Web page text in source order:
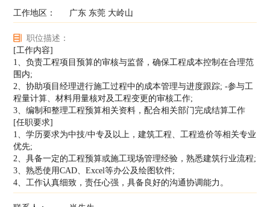
工作地区：
广东 东莞 大岭山
职位描述：
[工作内容]
1、负责工程项目预算的审核与监督，确保工程成本控制在合理范
围内;
2、协助项目经理进行施工过程中的成本管理与进度跟踪; -参与工
程量计算、材料用量核对及工程变更的审核工作;
3、编制和整理工程预算相关资料，配合相关部门完成结算工作
[任职要求]
1、学历要求为中技/中专及以上，建筑工程、工程造价等相关专业
优先;
2、具备一定的工程预算或施工现场管理经验，熟悉建筑行业流程;
3、熟悉使用CAD、Excel等办公及绘图软件;
4、工作认真细致，责任心强，具备良好的沟通协调能力。